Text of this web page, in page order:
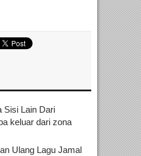
Sisi Lain Dari
keluar dari zona
Ulang Lagu Jamal